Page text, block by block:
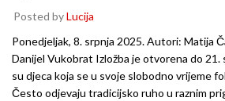
Posted byLucija
Ponedjeljak, 8. srpnja 2025. Autori: Matija
Danijel Vukobrat Izložba je otvorena do
su djeca koja se u svoje slobodno vrijeme
Često odjevaju tradicijsko ruho u raznim